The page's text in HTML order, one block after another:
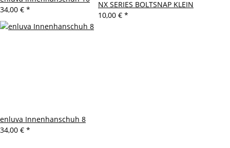
34,00 € *
NX SERIES BOLTSNAP KLEIN
10,00 € *
enluva Innenhanschuh 8
34,00 € *